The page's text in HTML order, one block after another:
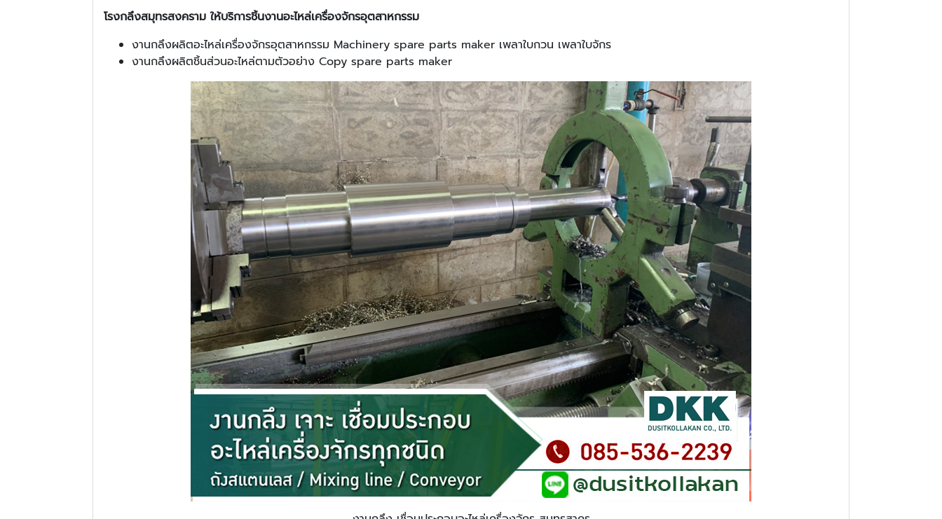
โรงกลึงสมุทรสงคราม ให้บริการชิ้นงานอะไหล่เครื่องจักรอุตสาหกรรม
งานกลึงผลิตอะไหล่เครื่องจักรอุตสาหกรรม Machinery spare parts maker เพลาใบกวน เพลาใบจักร
งานกลึงผลิตชิ้นส่วนอะไหล่ตามตัวอย่าง Copy spare parts maker